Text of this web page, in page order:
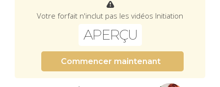
Votre forfait n'inclut pas les vidéos Initiation
APERÇU
Commencer maintenant